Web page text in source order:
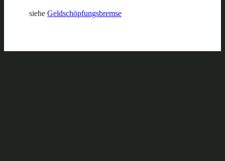
siehe Geldschöpfungsbremse